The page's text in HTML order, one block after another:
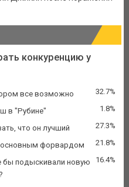
конкуренцию у
все возможно 32.7%
в "Рубине" 1.8%
что он лучший 27.3%
основным форвардом 21.8%
бы подыскивали новую
16.4%